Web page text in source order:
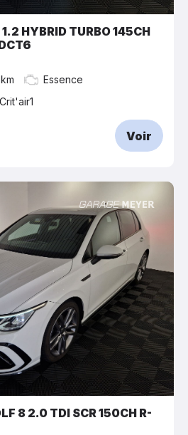
HYBRID TURBO 145CH
Essence
Crit'air1
Voir
8 2.0 TDI SCR 150CH R-